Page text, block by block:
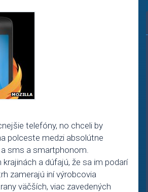
telefóny, no chceli by
polceste medzi absolútne
sms a smartphonom.
a dúfajú, že sa im podarí
zamerajú iní výrobcovia
väčších, viac zavedených